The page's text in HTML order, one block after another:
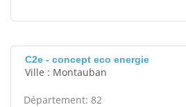
C2e - concept eco energie
Ville : Montauban
Département: 82